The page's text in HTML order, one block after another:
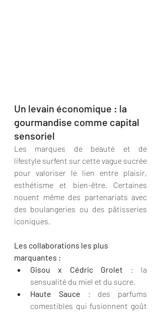
Un levain économique : la
gourmandise comme capital
sensoriel
Les marques de beauté et de
lifestyle surfent sur cette vague sucrée
pour valoriser le lien entre plaisir,
esthétisme et bien-être. Certaines
nouent même des partenariats avec
des boulangeries ou des pâtisseries
iconiques.
Les collaborations les plus
marquantes :
Gisou x Cédric Grolet : la
sensualité du miel et du sucre.
Haute Sauce : des parfums
comestibles qui fusionnent goût